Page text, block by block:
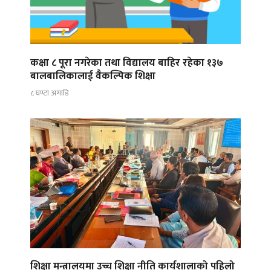
कक्षा ८ पूरा नगरेका तथा विद्यालय बाहिर रहेका १३७
बालबालिकालाई वैकल्पिक शिक्षा
८ घण्टा अगाडि
शिक्षा मन्त्रालयमा उच्च शिक्षा नीति कार्यशालाको पहिलो